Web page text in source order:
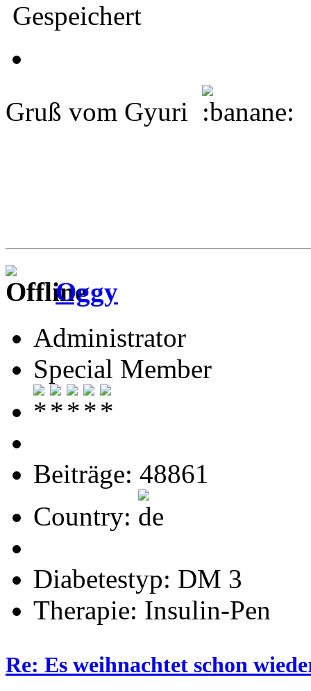
Gespeichert
Gruß vom Gyuri
Oggy
Administrator
Special Member
Beiträge: 48861
Country:
Diabetestyp: DM 3
Therapie: Insulin-Pen
Re: Es weihnachtet schon